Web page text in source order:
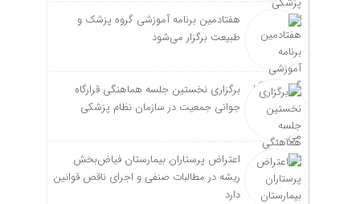
هفتادمین برنامه آموزشی گروه پزشک و
طبیعت برگزار می‌شود
برگزاری نخستین جلسه هماهنگی قرارگاه
جوانی جمعیت در سازمان نظام پزشکی
اعتراض پرستاران بیمارستان فیاض‌بخش
ریشه در مطالبات صنفی و اجرای ناقص قوانین
دارد